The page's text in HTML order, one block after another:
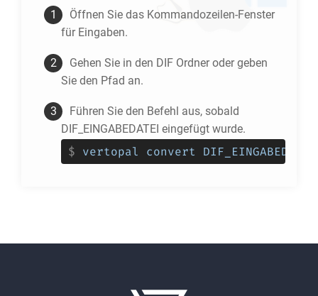
Öffnen Sie das Kommandozeilen-Fenster
für Eingaben.
Gehen Sie in den DIF Ordner oder geben
Sie den Pfad an.
Führen Sie den Befehl aus, sobald
DIF_EINGABEDATEI eingefügt wurde.
$ vertopal convert